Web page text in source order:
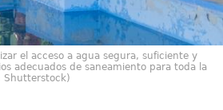
el acceso a agua segura, suficiente y
adecuados de saneamiento para toda la
Shutterstock)